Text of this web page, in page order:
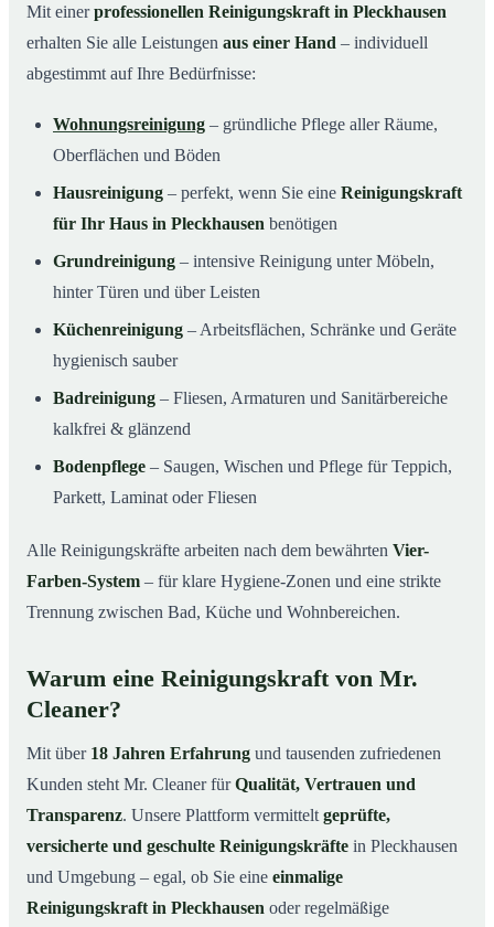
Mit einerprofessionellen Reinigungskraft in Pleckhausen
erhalten Sie alle Leistungen aus einer Hand – individuell
abgestimmt auf Ihre Bedürfnisse:
Wohnungsreinigung – gründliche Pflege aller Räume,
Oberflächen und Böden
Hausreinigung – perfekt, wenn Sie eine Reinigungskraft
für Ihr Haus in Pleckhausen benötigen
Grundreinigung – intensive Reinigung unter Möbeln,
hinter Türen und über Leisten
Küchenreinigung – Arbeitsflächen, Schränke und Geräte
hygienisch sauber
Badreinigung – Fliesen, Armaturen und Sanitärbereiche
kalkfrei & glänzend
Bodenpflege – Saugen, Wischen und Pflege für Teppich,
Parkett, Laminat oder Fliesen
Alle Reinigungskräfte arbeiten nach dem bewährten Vier-
Farben-System – für klare Hygiene-Zonen und eine strikte
Trennung zwischen Bad, Küche und Wohnbereichen.
Warum eine Reinigungskraft von Mr.
Cleaner?
Mit über 18 Jahren Erfahrung und tausenden zufriedenen
Kunden steht Mr. Cleaner fürQualität, Vertrauen und
Transparenz. Unsere Plattform vermittelt geprüfte,
versicherte und geschulte Reinigungskräfte in Pleckhausen
und Umgebung – egal, ob Sie eine einmalige
Reinigungskraft in Pleckhausen oder regelmäßige